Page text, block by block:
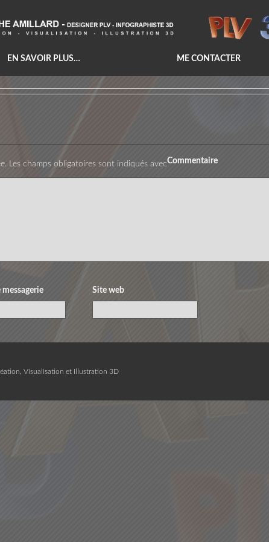
EN SAVOIR PLUS… ME CONTACTER
Les champs obligatoires sont indiqués avecCommentaire
messagerie Site web
Visualisation et Illustration 3D